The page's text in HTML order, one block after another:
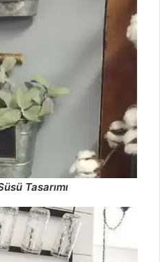
Tasarımı